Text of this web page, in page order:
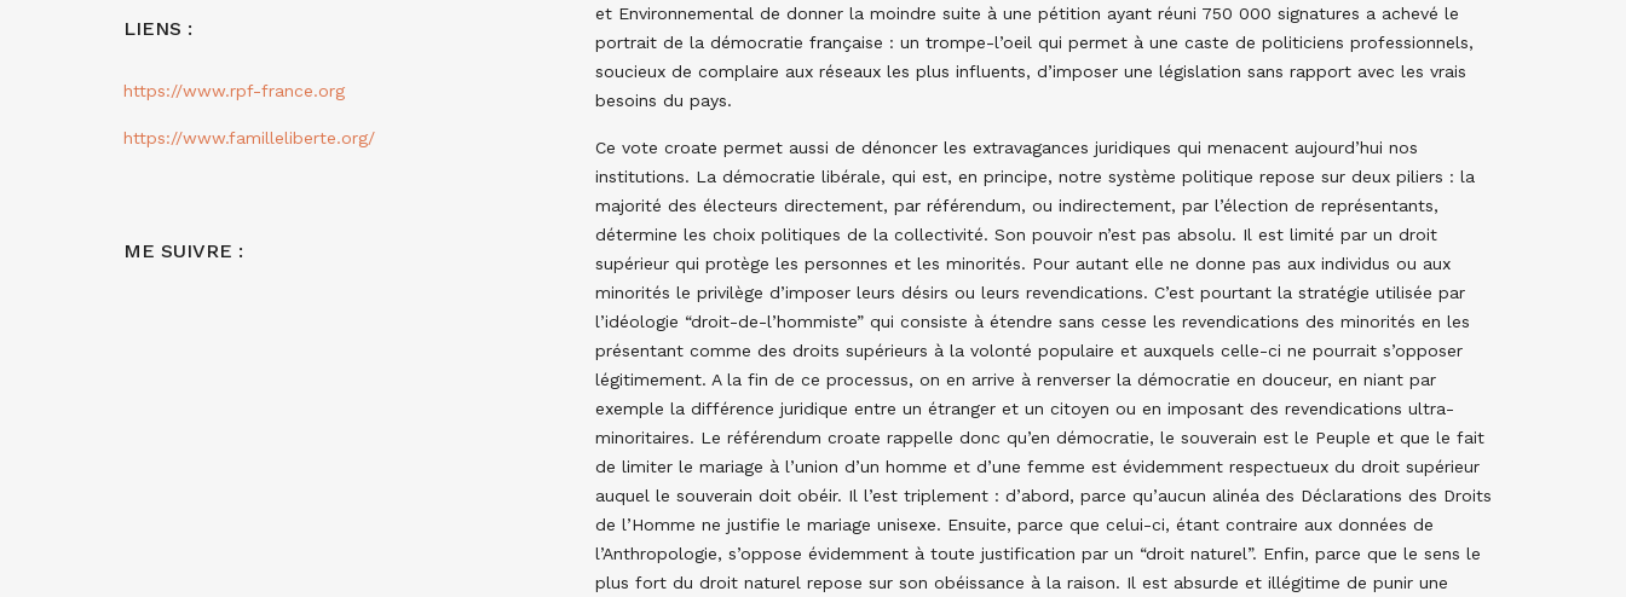
et Environnemental de donner la moindre suite à une pétition ayant réuni 750 000 signatures a achevé le
portrait de la démocratie française : un trompe-l’oeil qui permet à une caste de politiciens professionnels,
soucieux de complaire aux réseaux les plus influents, d’imposer une législation sans rapport avec les vrais
besoins du pays.
Ce vote croate permet aussi de dénoncer les extravagances juridiques qui menacent aujourd’hui nos
institutions. La démocratie libérale, qui est, en principe, notre système politique repose sur deux piliers : la
majorité des électeurs directement, par référendum, ou indirectement, par l’élection de représentants,
détermine les choix politiques de la collectivité. Son pouvoir n’est pas absolu. Il est limité par un droit
supérieur qui protège les personnes et les minorités. Pour autant elle ne donne pas aux individus ou aux
minorités le privilège d’imposer leurs désirs ou leurs revendications. C’est pourtant la stratégie utilisée par
l’idéologie “droit-de-l’hommiste” qui consiste à étendre sans cesse les revendications des minorités en les
présentant comme des droits supérieurs à la volonté populaire et auxquels celle-ci ne pourrait s’opposer
légitimement. A la fin de ce processus, on en arrive à renverser la démocratie en douceur, en niant par
exemple la différence juridique entre un étranger et un citoyen ou en imposant des revendications ultra-
minoritaires. Le référendum croate rappelle donc qu’en démocratie, le souverain est le Peuple et que le fait
de limiter le mariage à l’union d’un homme et d’une femme est évidemment respectueux du droit supérieur
auquel le souverain doit obéir. Il l’est triplement : d’abord, parce qu’aucun alinéa des Déclarations des Droits
de l’Homme ne justifie le mariage unisexe. Ensuite, parce que celui-ci, étant contraire aux données de
l’Anthropologie, s’oppose évidemment à toute justification par un “droit naturel”. Enfin, parce que le sens le
plus fort du droit naturel repose sur son obéissance à la raison. Il est absurde et illégitime de punir une
LIENS :
https://www.rpf-france.org
https://www.familleliberte.org/
ME SUIVRE :